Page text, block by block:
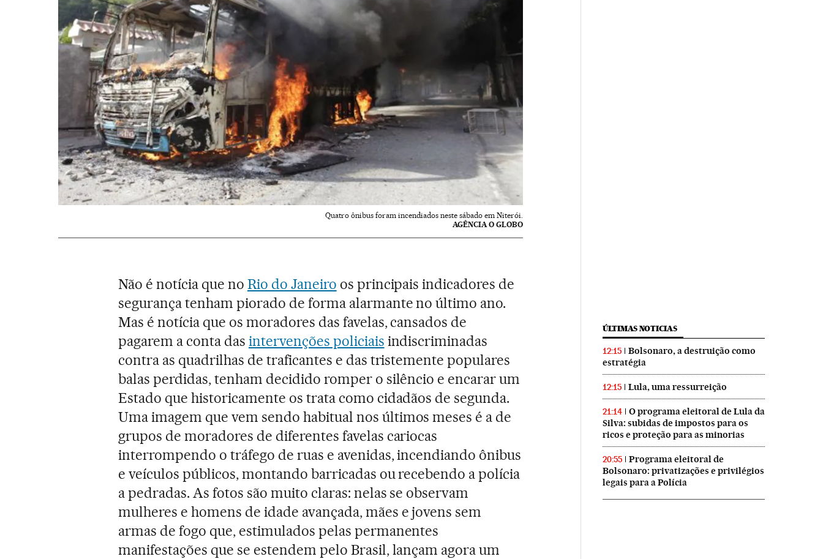
Quatro ônibus foram incendiados neste sábado em Niterói.
AGÊNCIA O GLOBO
Não é notícia que no Rio do Janeiro os principais indicadores de
segurança tenham piorado de forma alarmante no último ano.
Mas é notícia que os moradores das favelas, cansados de
pagarem a conta das intervenções policiais indiscriminadas
contra as quadrilhas de traficantes e das tristemente populares
balas perdidas, tenham decidido romper o silêncio e encarar um
Estado que historicamente os trata como cidadãos de segunda.
Uma imagem que vem sendo habitual nos últimos meses é a de
grupos de moradores de diferentes favelas cariocas
interrompendo o tráfego de ruas e avenidas, incendiando ônibus
e veículos públicos, montando barricadas ou recebendo a polícia
a pedradas. As fotos são muito claras: nelas se observam
mulheres e homens de idade avançada, mães e jovens sem
armas de fogo que, estimulados pelas permanentes
manifestações que se estendem pelo Brasil, lançam agora um
ÚLTIMAS NOTICIAS
12:15
Bolsonaro, a destruição como
estratégia
12:15 Lula, uma ressurreição
21:14
O programa eleitoral de Lula da
Silva: subidas de impostos para os
ricos e proteção para as minorias
20:55
Programa eleitoral de
Bolsonaro: privatizações e privilégios
legais para a Polícia